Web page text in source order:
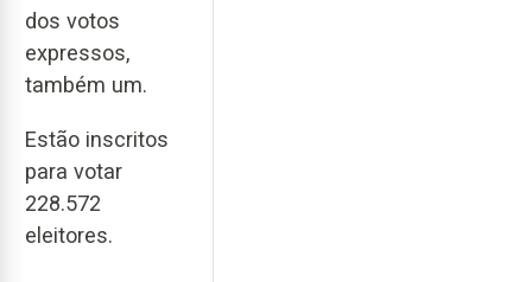
dos votos
expressos,
também um.
Estão inscritos
para votar
228.572
eleitores.